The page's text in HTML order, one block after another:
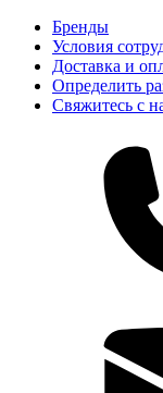
Бренды
Условия
Доставка и
Определить
Свяжитесь с